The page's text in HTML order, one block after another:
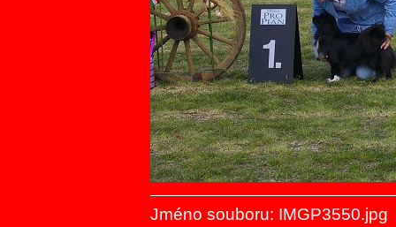
Jméno souboru: IMGP3550.jpg